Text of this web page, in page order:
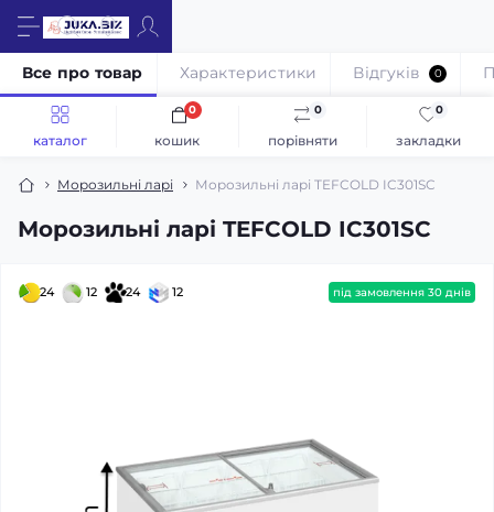
каталог порівняти
0
закладки
0
кошик
0
Морозильні ларі Морозильні ларі TEFCOLD IC301SC
Морозильні ларі TEFCOLD IC301SC
Все про товар Характеристики Відгуків 0
24 12 24 12 під замовлення 30 днів